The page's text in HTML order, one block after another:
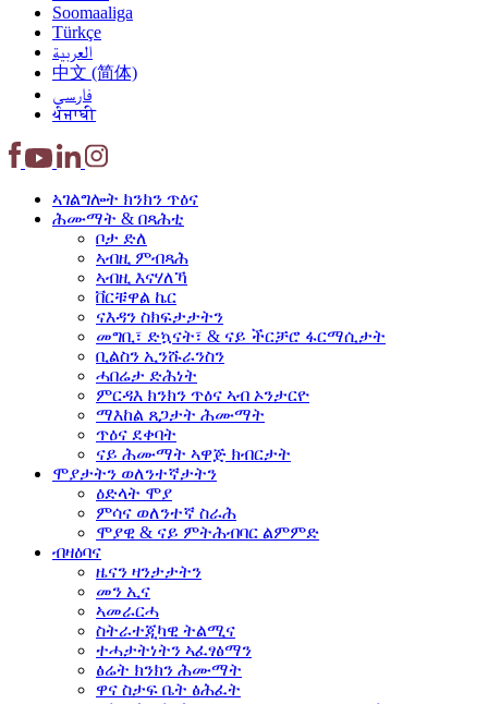
Soomaaliga
Türkçe
العربية‏
中文 (简体)
فارسی
ਪੰਜਾਬੀ
ኣገልግሎት ክንክን ጥዕና
ሕሙማት & በጻሕቲ
ቦታ ድለ
ኣብዚ ምብጻሕ
ኣብዚ እናሃለኻ
ቨርቹዋል ኬር
ናእዳን ስክፍታታትን
መግቢ፣ ድኳናት፣ & ናይ ችርቻሮ ፋርማሲታት
ቢልስን ኢንሹራንስን
ሓበሬታ ድሕነት
ምርዳእ ክንክን ጥዕና ኣብ ኦንታርዮ
ማእከል ጸጋታት ሕሙማት
ጥዕና ደቀባት
ናይ ሕሙማት ኣዋጅ ክብርታት
ሞያታትን ወለንተኛታትን
ዕድላት ሞያ
ምሳና ወለንተኛ ስራሕ
ሞያዊ & ናይ ምትሕብባር ልምምድ
ብዛዕባና
ዜናን ዛንታታትን
መን ኢና
ኣመራርሓ
ስትራተጂካዊ ትልሚና
ተሓታትነትን ኣፈፃፅማን
ፅሬት ክንክን ሕሙማት
ዋና ስታፍ ቤት ፅሕፈት